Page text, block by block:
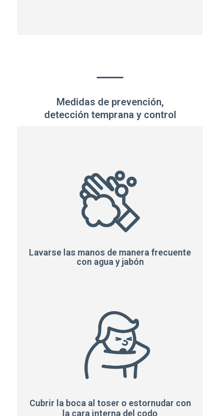
Medidas de prevención,
detección temprana y control
Lavarse las manos de manera frecuente
con agua y jabón
Cubrir la boca al toser o estornudar con
la cara interna del codo